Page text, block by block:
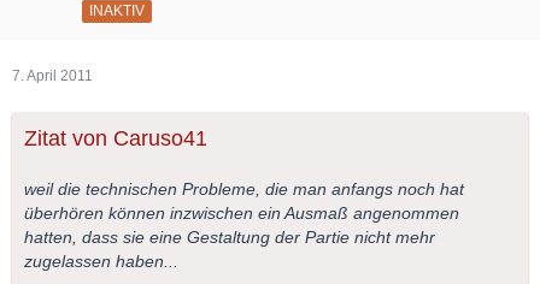
INAKTIV
7. April 2011
Zitat von Caruso41
weil die technischen Probleme, die man anfangs noch hat
überhören können inzwischen ein Ausmaß angenommen
hatten, dass sie eine Gestaltung der Partie nicht mehr
zugelassen haben...